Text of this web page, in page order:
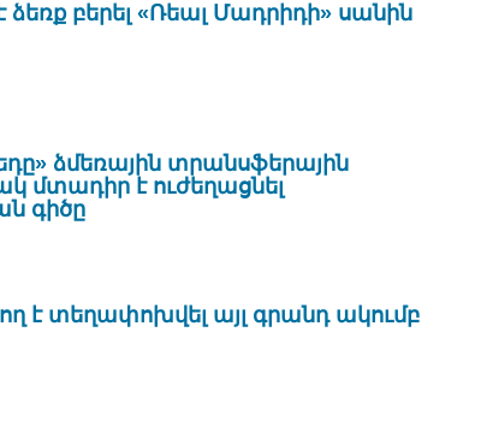
ձեռք բերել «Ռեալ Մադրիդի» սանին
ձմեռային տրանսֆերային
մտադիր է ուժեղացնել
գիծը
է տեղափոխվել այլ գրանդ ակումբ